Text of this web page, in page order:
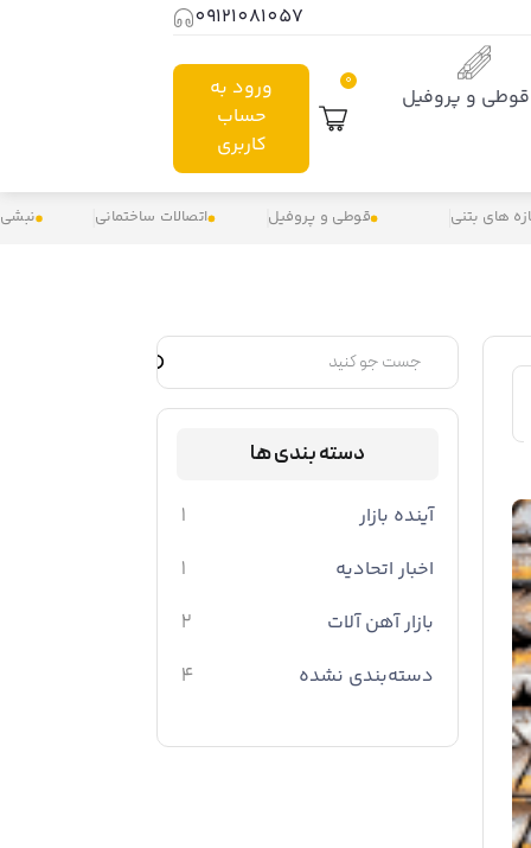
09121081057
قوطی و پروفیل
0
ورود به
حساب
کاربری
های بتنی قوطی و پروفیل اتصالات ساختمانی
دسته بندی ها
آینده بازار 1
اخبار اتحادیه 1
بازار آهن آلات 2
دسته‌بندی نشده 4